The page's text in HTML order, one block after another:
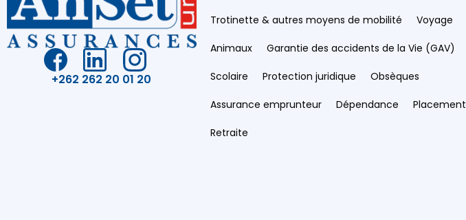
+262 262 20 01 20
Trotinette & autres moyens de mobilité Voyage
Animaux Garantie des accidents de la Vie (GAV)
Scolaire Protection juridique Obsèques
Assurance emprunteur Dépendance Placement
Retraite